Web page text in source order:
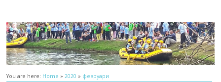
You are here: Home » 2020 » февруари